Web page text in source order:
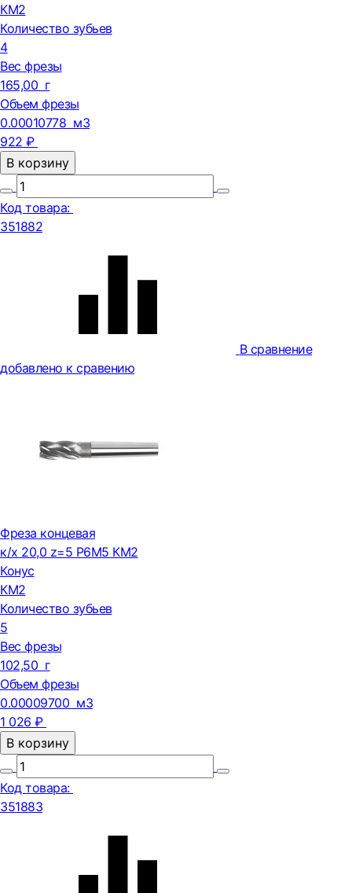
КМ2
Количество зубьев
4
Вес фрезы
165,00 г
Объем фрезы
0.00010778 м3
922 ₽
В корзину
Код товара:
351882
В сравнение
добавлено к сравению
Фреза концевая
к/х 20,0 z=5 Р6М5 КМ2
Конус
КМ2
Количество зубьев
5
Вес фрезы
102,50 г
Объем фрезы
0.00009700 м3
1 026 ₽
В корзину
Код товара:
351883